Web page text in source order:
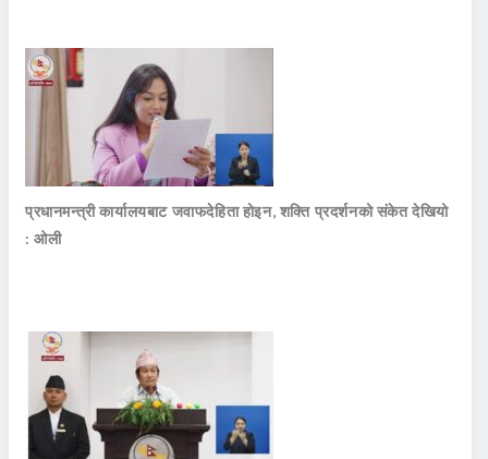
प्रधानमन्त्री कार्यालयबाट जवाफदेहिता होइन, शक्ति प्रदर्शनको संकेत देखियो
: ओली